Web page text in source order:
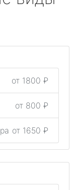
от 1800 ₽
от 800 ₽
от 1650 ₽